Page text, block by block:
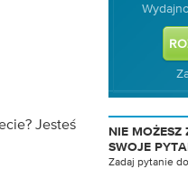
Jesteś
NIE
SWOJE
Zadaj pytanie